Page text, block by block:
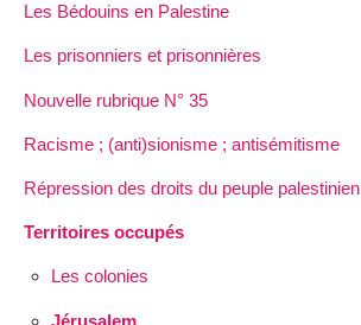
Les Bédouins en Palestine
Les prisonniers et prisonnières
Nouvelle rubrique N° 35
Racisme ; (anti)sionisme ; antisémitisme
Répression des droits du peuple palestinien
Territoires occupés
Les colonies
Jérusalem